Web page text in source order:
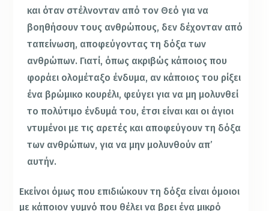
και όταν στέλνονταν από τον Θεό για να
βοηθήσουν τους ανθρώπους, δεν δέχονταν από
ταπείνωση, αποφεύγοντας τη δόξα των
ανθρώπων. Γιατί, όπως ακριβώς κάποιος που
φοράει ολομέταξο ένδυμα, αν κάποιος του ρίξει
ένα βρώμικο κουρέλι, φεύγει για να μη μολυνθεί
το πολύτιμο ένδυμά του, έτσι είναι και οι άγιοι
ντυμένοι με τις αρετές και αποφεύγουν τη δόξα
των ανθρώπων, για να μην μολυνθούν απ’
αυτήν.
Εκείνοι όμως που επιδιώκουν τη δόξα είναι όμοιοι
με κάποιον γυμνό που θέλει να βρει ένα μικρό